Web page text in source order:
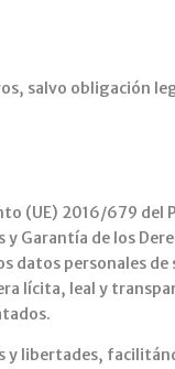
salvo obligación
(UE) 2016/679 del
y Garantía de los
datos personales
lícita, leal y
y libertades,